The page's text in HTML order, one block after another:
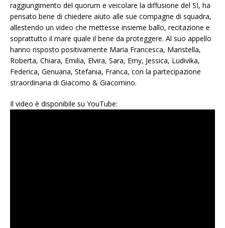
raggiungimento del quorum e veicolare la diffusione del SI, ha
pensato bene di chiedere aiuto alle sue compagne di squadra,
allestendo un video che mettesse insieme ballo, recitazione e
soprattutto il mare quale il bene da proteggere. Al suo appello
hanno risposto positivamente Maria Francesca, Maristella,
Roberta, Chiara, Emilia, Elvira, Sara, Emy, Jessica, Ludivika,
Federica, Genuaria, Stefania, Franca, con la partecipazione
straordinaria di Giacomo & Giacomino.
Il video è disponibile su YouTube: